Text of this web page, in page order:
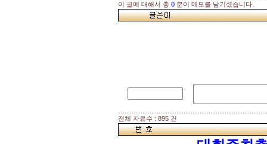
이 글에 대해서 총 0 분이 메모를 남기셨습니다.
전체 자료수 : 895 건